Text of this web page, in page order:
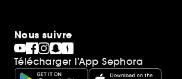
Nous suivre
Télécharger l’App Sephora